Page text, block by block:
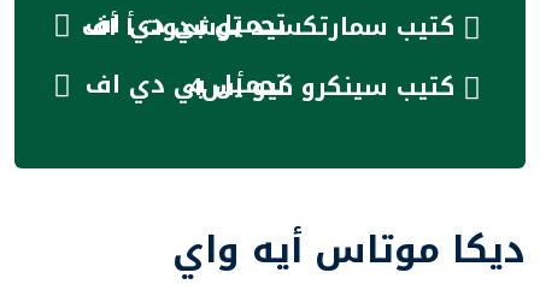
كتيب سمارتكسيد توشدوت أ أف
تحميل بي دي اف
كتيب سينكرو كيو أس4تحميل بي دي اف
ديكا موتاس أيه واي